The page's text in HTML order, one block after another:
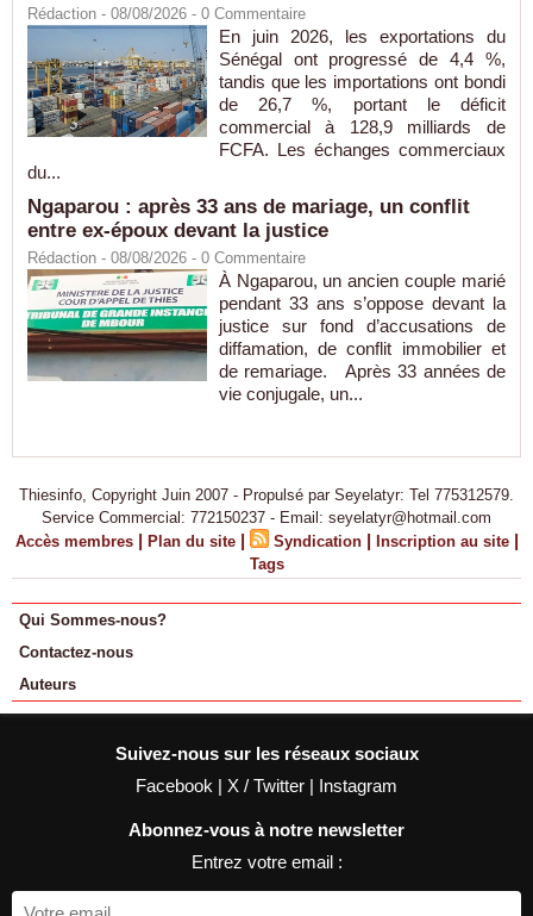
Rédaction - 08/08/2026 - 0 Commentaire
En juin 2026, les exportations du
Sénégal ont progressé de 4,4 %,
tandis que les importations ont bondi
de 26,7 %, portant le déficit
commercial à 128,9 milliards de
FCFA. Les échanges commerciaux
du...
Ngaparou : après 33 ans de mariage, un conflit
entre ex-époux devant la justice
Rédaction - 08/08/2026 - 0 Commentaire
À Ngaparou, un ancien couple marié
pendant 33 ans s’oppose devant la
justice sur fond d’accusations de
diffamation, de conflit immobilier et
de remariage. Après 33 années de
vie conjugale, un...
Thiesinfo, Copyright Juin 2007 - Propulsé par Seyelatyr: Tel 775312579.
Service Commercial: 772150237 - Email: seyelatyr@hotmail.com
Accès membres | Plan du site | Syndication | Inscription au site |
Tags
Qui Sommes-nous?
Contactez-nous
Auteurs
Suivez-nous sur les réseaux sociaux
Facebook | X / Twitter | Instagram
Abonnez-vous à notre newsletter
Entrez votre email :